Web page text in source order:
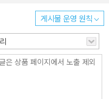
년의 모든 것! 1886년 고
최초의 자동차를 만들었다. 이
기가 이룩한 기술적, 형태적, 상
정도로 20세기를 가장 잘 보여
를 지나는 동안 커다란 변화가
게시물 운영 원칙